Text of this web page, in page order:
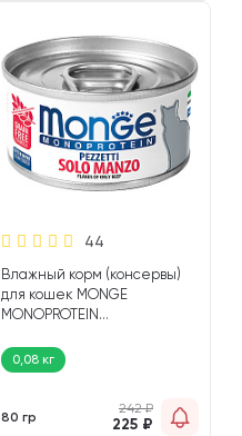
44
Влажный корм (консервы)
для кошек MONGE
MONOPROTEIN
говядина (80 гр)
0,08 кг
80 гр
242₽
225 ₽